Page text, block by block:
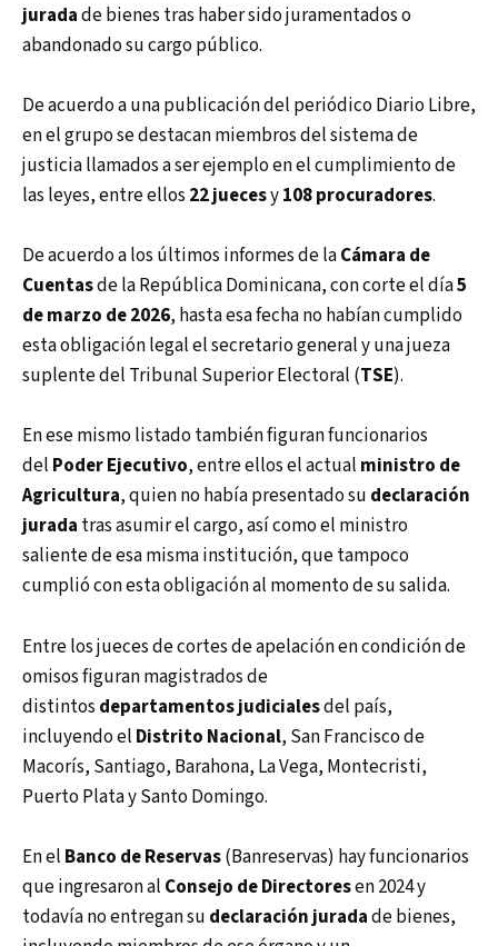
juradade bienes tras haber sido juramentados o
abandonado su cargo público.
De acuerdo a una publicación del periódico Diario Libre,
en el grupo se destacan miembros del sistema de
justicia llamados a ser ejemplo en el cumplimiento de
las leyes, entre ellos 22 juecesy108 procuradores.
De acuerdo a los últimos informes de laCámara de
Cuentasde la República Dominicana, con corte el día5
de marzo de 2026, hasta esa fecha no habían cumplido
esta obligación legal el secretario general y una jueza
suplente del Tribunal Superior Electoral (TSE).
En ese mismo listado también figuran funcionarios
del Poder Ejecutivo, entre ellos el actual ministro de
Agricultura, quien no había presentado su declaración
jurada tras asumir el cargo, así como el ministro
saliente de esa misma institución, que tampoco
cumplió con esta obligación al momento de su salida.
Entre los jueces de cortes de apelación en condición de
omisos figuran magistrados de
distintos departamentos judicialesdel país,
incluyendo el Distrito Nacional, San Francisco de
Macorís, Santiago, Barahona, La Vega, Montecristi,
Puerto Plata y Santo Domingo.
En el Banco de Reservas(Banreservas) hay funcionarios
que ingresaron al Consejo de Directoresen 2024 y
todavía no entregan su declaración juradade bienes,